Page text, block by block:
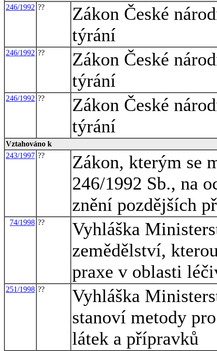
246/1992 ??
Zákon České
týrání
246/1992 ??
Zákon České
týrání
246/1992 ??
Zákon České
týrání
Vztahováno k
243/1997 ??
Zákon, kterým se
246/1992 Sb., na
znění pozdějších
74/1998 ??
Vyhláška
zemědělství,
praxe v oblasti
251/1998 ??
Vyhláška
stanoví metody
látek a přípravků